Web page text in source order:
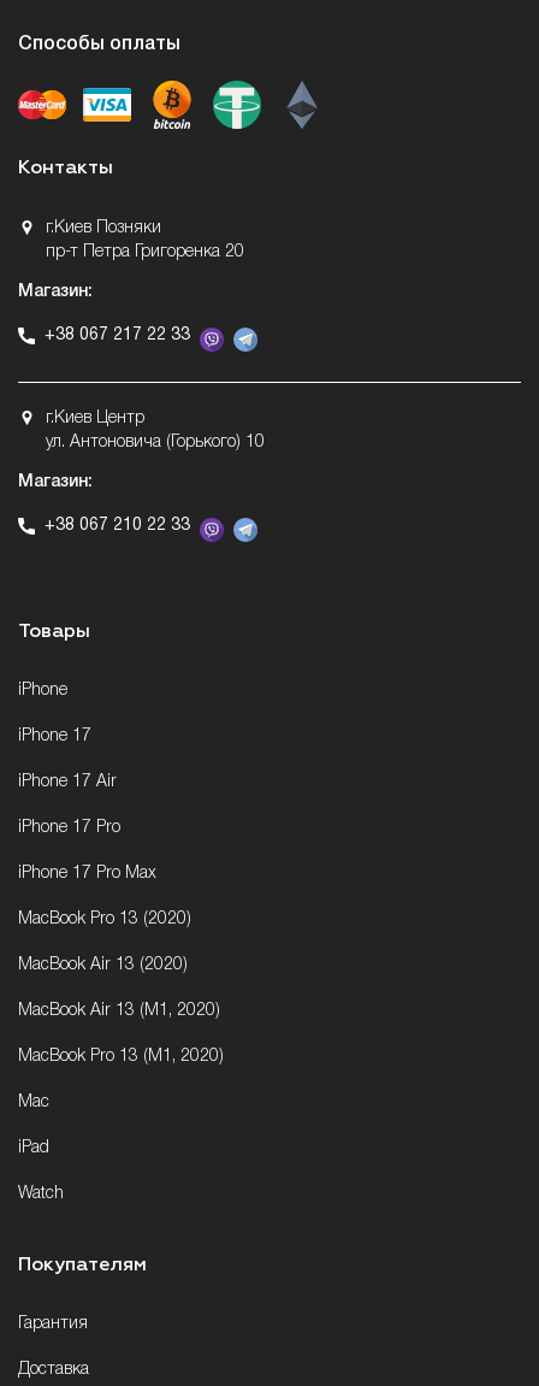
Способы оплаты
Контакты
г.Киев Позняки
пр-т Петра Григоренка 20
Магазин:
+38 067 217 22 33
г.Киев Центр
ул. Антоновича (Горького) 10
Магазин:
+38 067 210 22 33
Товары
iPhone
iPhone 17
iPhone 17 Air
iPhone 17 Pro
iPhone 17 Pro Max
MacBook Pro 13 (2020)
MacBook Air 13 (2020)
MacBook Air 13 (M1, 2020)
MacBook Pro 13 (M1, 2020)
Mac
iPad
Watch
Покупателям
Гарантия
Доставка